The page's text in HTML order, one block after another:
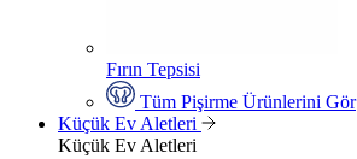
Fırın Tepsisi
Tüm Pişirme Ürünlerini Gör
Küçük Ev Aletleri
Küçük Ev Aletleri